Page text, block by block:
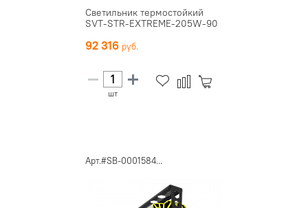
Светильник термостойкий
SVT-STR-EXTREME-205W-90
92 316
шт
Арт.#SB-0001584...